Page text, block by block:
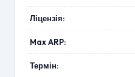
Ліцензія:
Max ARP:
Термін: